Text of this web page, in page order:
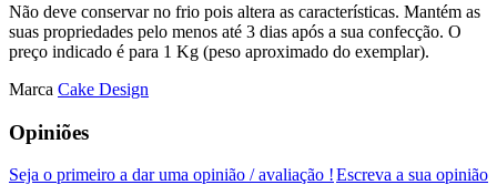
Não deve conservar no frio pois altera as características. Mantém as
suas propriedades pelo menos até 3 dias após a sua confecção. O
preço indicado é para 1 Kg (peso aproximado do exemplar).
Marca Cake Design
Opiniões
Escreva a sua opinião
Seja o primeiro a dar uma opinião / avaliação !